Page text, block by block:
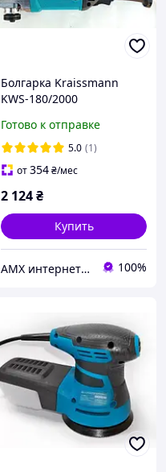
Болгарка Kraissmann
KWS-180/2000
Готово к отправке
5.0 (1)
от354₴/мес
2 124₴
Купить
AMX интернет-магазин инструмента 100%